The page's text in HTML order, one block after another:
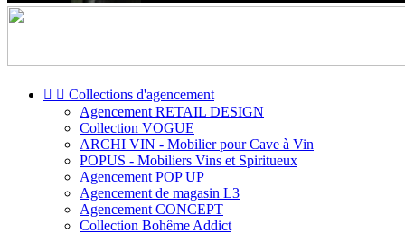
  Collections d'agencement
Agencement RETAIL DESIGN
Collection VOGUE
ARCHI VIN - Mobilier pour Cave à Vin
POPUS - Mobiliers Vins et Spiritueux
Agencement POP UP
Agencement de magasin L3
Agencement CONCEPT
Collection Bohême Addict